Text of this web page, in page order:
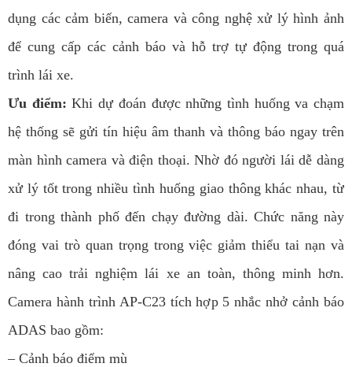
dụng các cảm biến, camera và công nghệ xử lý hình ảnh
để cung cấp các cảnh báo và hỗ trợ tự động trong quá
trình lái xe.
Ưu điểm: Khi dự đoán được những tình huống va chạm
hệ thống sẽ gửi tín hiệu âm thanh và thông báo ngay trên
màn hình camera và điện thoại. Nhờ đó người lái dễ dàng
xử lý tốt trong nhiều tình huống giao thông khác nhau, từ
đi trong thành phố đến chạy đường dài. Chức năng này
đóng vai trò quan trọng trong việc giảm thiểu tai nạn và
nâng cao trải nghiệm lái xe an toàn, thông minh hơn.
Camera hành trình AP-C23 tích hợp 5 nhắc nhở cảnh báo
ADAS bao gồm:
– Cảnh báo điểm mù